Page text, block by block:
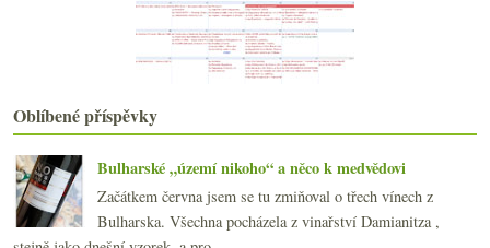
Oblíbené příspěvky
Bulharské „území nikoho“ a něco k medvědovi
Začátkem června jsem se tu zmiňoval o třech vínech z
Bulharska. Všechna pocházela z vinařství Damianitza ,